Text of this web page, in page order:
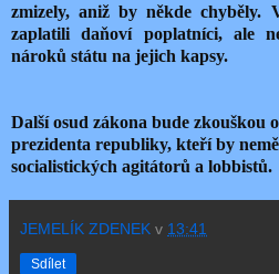
zmizely, aniž by někde chyběly.
zaplatili daňoví poplatníci, ale
nároků státu na jejich kapsy.
Další osud zákona bude zkouškou
prezidenta republiky, kteří by
socialistických agitátorů a lobbistů.
JEMELÍK ZDENEK v 13:41
Sdílet